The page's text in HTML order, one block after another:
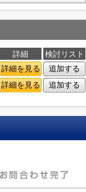
詳細
検討リスト
詳細を見る
追加する
詳細を見る 追加する